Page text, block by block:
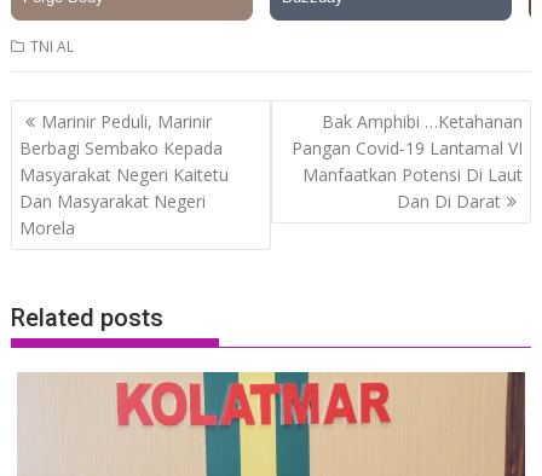
TNI AL
Post
navigation
Marinir Peduli, Marinir
Berbagi Sembako Kepada
Masyarakat Negeri Kaitetu
Dan Masyarakat Negeri
Morela
Bak Amphibi …Ketahanan
Pangan Covid-19 Lantamal VI
Manfaatkan Potensi Di Laut
Dan Di Darat
Related posts